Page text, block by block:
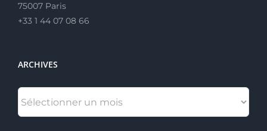
75007 Paris
+33 1 44 07 08 66
ARCHIVES
ARCHIVES